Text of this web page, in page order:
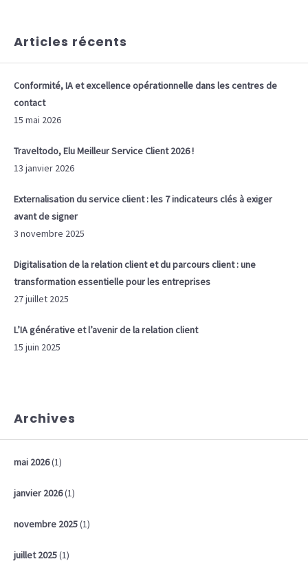
Articles récents
Conformité, IA et excellence opérationnelle dans les centres de
contact
15 mai 2026
Traveltodo, Elu Meilleur Service Client 2026 !
13 janvier 2026
Externalisation du service client : les 7 indicateurs clés à exiger
avant de signer
3 novembre 2025
Digitalisation de la relation client et du parcours client : une
transformation essentielle pour les entreprises
27 juillet 2025
L’IA générative et l’avenir de la relation client
15 juin 2025
Archives
mai 2026(1)
janvier 2026(1)
novembre 2025(1)
juillet 2025(1)